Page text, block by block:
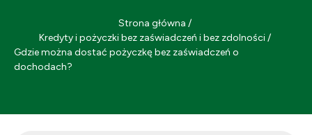
Strona główna /
Kredyty i pożyczki bez zaświadczeń i bez zdolności/
Gdzie można dostać pożyczkę bez zaświadczeń o
dochodach?